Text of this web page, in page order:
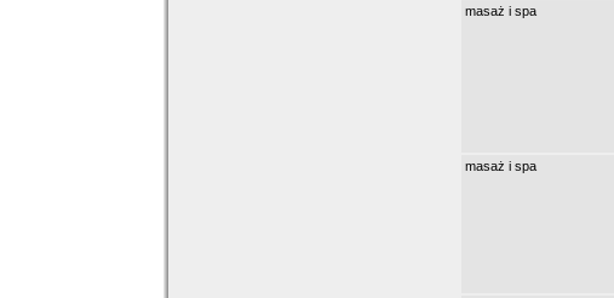
masaż i spa
masaż i spa